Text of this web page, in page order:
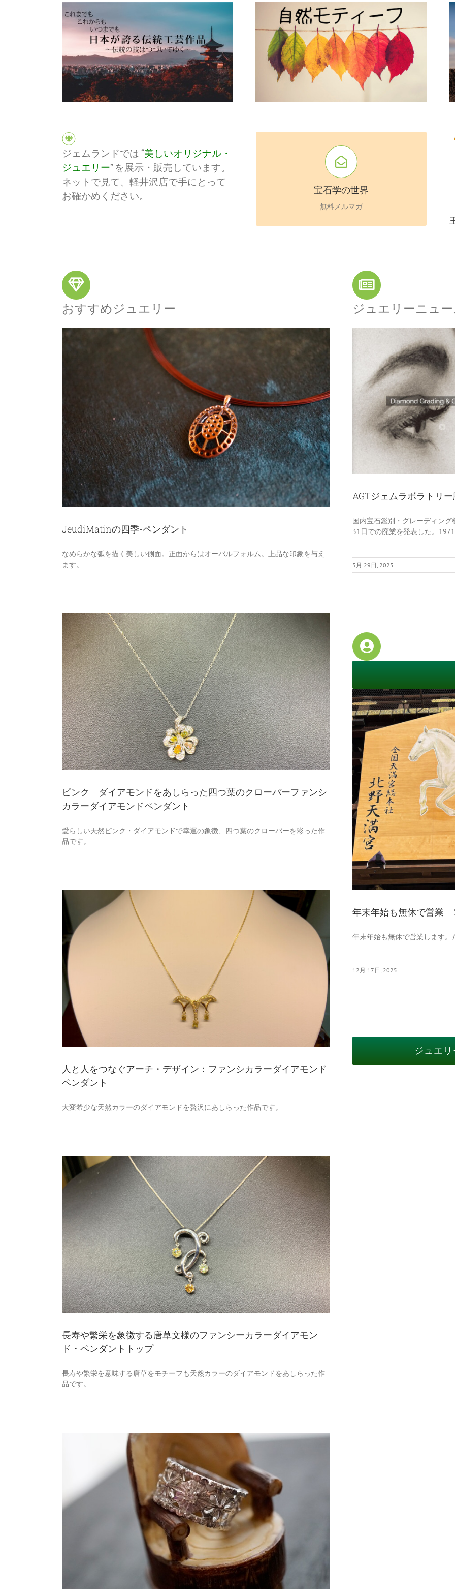
ジェムランドでは “美しいオリジナル・
ジュエリー” を展示・販売しています。
ネットで見て、軽井沢店で手にとって
お確かめください。
宝石学の世界
無料メルマガ
1999年創刊
おすすめジュエリー
JeudiMatinの四季-ペンダント
なめらかな弧を描く美しい側面。正面からはオーバルフォルム。上品な印象を与え
ます。
ピンク ダイアモンドをあしらった四つ葉のクローバーファンシ
カラーダイアモンドペンダント
愛らしい天然ピンク・ダイアモンドで幸運の象徴、四つ葉のクローバーを彩った作
品です。
人と人をつなぐアーチ・デザイン：ファンシカラーダイアモンド
ペンダント
大変希少な天然カラーのダイアモンドを贅沢にあしらった作品です。
長寿や繁栄を象徴する唐草文様のファンシーカラーダイアモン
ド・ペンダントトップ
長寿や繁栄を意味する唐草をモチーフも天然カラーのダイアモンドをあしらった作
品です。
ジュエリーニュ
AGTジェムラボラトリー廃業
ジュエリーニュース
AGTジェムラボラトリ
国内宝石鑑別・グレーディン
31日での廃業を発表した。
3月 29日, 2025
年末年始も無休で営業 – 2025-2026営業
年末年始も無休で営業 –
年末年始も無休で営業します
12月 17日, 2025
ジュエ